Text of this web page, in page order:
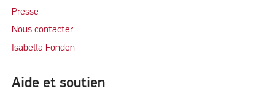
Presse
Nous contacter
Isabella Fonden
Aide et soutien